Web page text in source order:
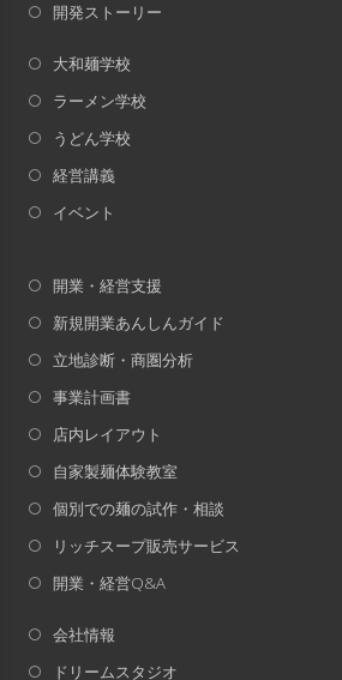
開発ストーリー
大和麺学校
ラーメン学校
うどん学校
経営講義
イベント
開業・経営支援
新規開業あんしんガイド
立地診断・商圏分析
事業計画書
店内レイアウト
自家製麺体験教室
個別での麺の試作・相談
リッチスープ販売サービス
開業・経営Q&A
会社情報
ドリームスタジオ